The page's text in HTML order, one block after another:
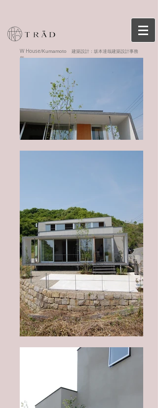
W House/Kumamoto 建築設計： 坂本達哉建築設計事務
所